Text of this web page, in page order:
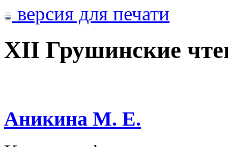
версия для печати
XII Грушинские
Аникина М. Е.